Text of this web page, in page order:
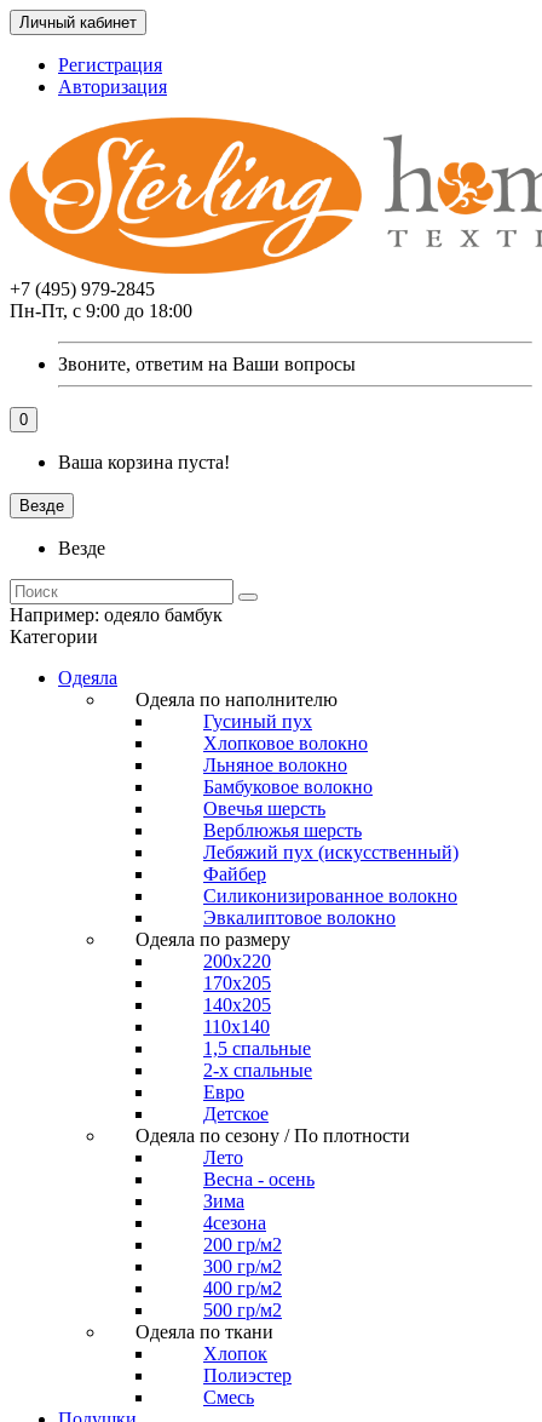
Личный кабинет
Регистрация
Авторизация
+7 (495) 979-2845
Пн-Пт, с 9:00 до 18:00
Звоните, ответим на Ваши вопросы
0
Ваша корзина пуста!
Везде
Везде
Например: одеяло бамбук
Категории
Одеяла
Одеяла по наполнителю
Гусиный пух
Хлопковое волокно
Льняное волокно
Бамбуковое волокно
Овечья шерсть
Верблюжья шерсть
Лебяжий пух (искусственный)
Файбер
Силиконизированное волокно
Эвкалиптовое волокно
Одеяла по размеру
200x220
170x205
140x205
110x140
1,5 спальные
2-х спальные
Евро
Детское
Одеяла по сезону / По плотности
Лето
Весна - осень
Зима
4сезона
200 гр/м2
300 гр/м2
400 гр/м2
500 гр/м2
Одеяла по ткани
Хлопок
Полиэстер
Смесь